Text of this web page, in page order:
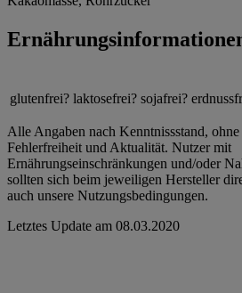
glutenfrei? laktosefrei? sojafrei?
Alle Angaben nach Kenntnissstand,
Fehlerfreiheit und Aktualität. Nutzer mit
Ernährungseinschränkungen und/oder
sollten sich beim jeweiligen Hersteller
auch unsere Nutzungsbedingungen.
Letztes Update am 08.03.2020